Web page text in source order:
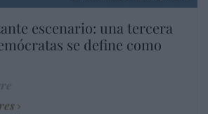
escenario: una tercera
se define como